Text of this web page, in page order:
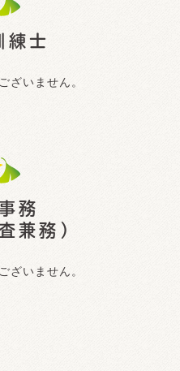
練士
ざいません。
務
兼務）
ざいません。